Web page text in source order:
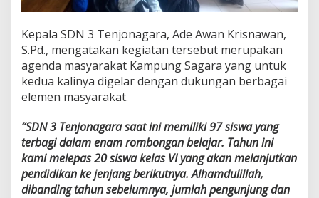
Kepala SDN 3 Tenjonagara, Ade Awan Krisnawan,
S.Pd., mengatakan kegiatan tersebut merupakan
agenda masyarakat Kampung Sagara yang untuk
kedua kalinya digelar dengan dukungan berbagai
elemen masyarakat.
“SDN 3 Tenjonagara saat ini memiliki 97 siswa yang
terbagi dalam enam rombongan belajar. Tahun ini
kami melepas 20 siswa kelas VI yang akan melanjutkan
pendidikan ke jenjang berikutnya. Alhamdulillah,
dibanding tahun sebelumnya, jumlah pengunjung dan